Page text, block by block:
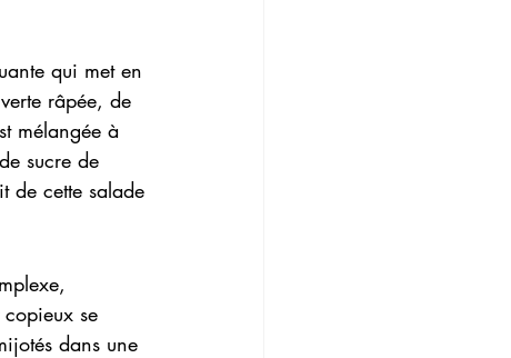
qui met en
râpée, de
mélangée à
sucre de
de cette salade
se
dans une